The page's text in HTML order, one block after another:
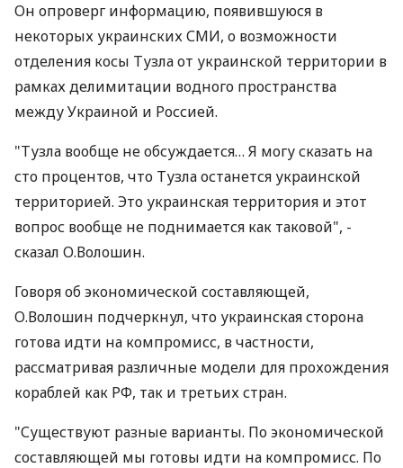
Он опроверг информацию, появившуюся в
некоторых украинских СМИ, о возможности
отделения косы Тузла от украинской территории в
рамках делимитации водного пространства
между Украиной и Россией.
"Тузла вообще не обсуждается… Я могу сказать на
сто процентов, что Тузла останется украинской
территорией. Это украинская территория и этот
вопрос вообще не поднимается как таковой", -
сказал О.Волошин.
Говоря об экономической составляющей,
О.Волошин подчеркнул, что украинская сторона
готова идти на компромисс, в частности,
рассматривая различные модели для прохождения
кораблей как РФ, так и третьих стран.
"Существуют разные варианты. По экономической
составляющей мы готовы идти на компромисс. По